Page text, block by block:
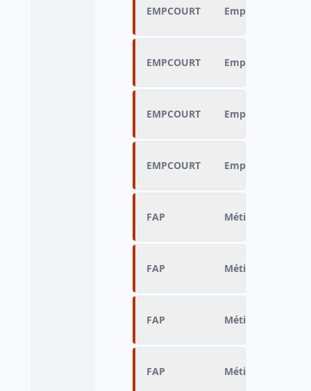
EMPCOURT Emploi (même
EMPCOURT Emploi (même
EMPCOURT Emploi (même
EMPCOURT Emploi (même
FAP Métier
FAP Métier
FAP Métier
FAP Métier